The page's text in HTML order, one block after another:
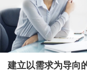
建立以需求为导向